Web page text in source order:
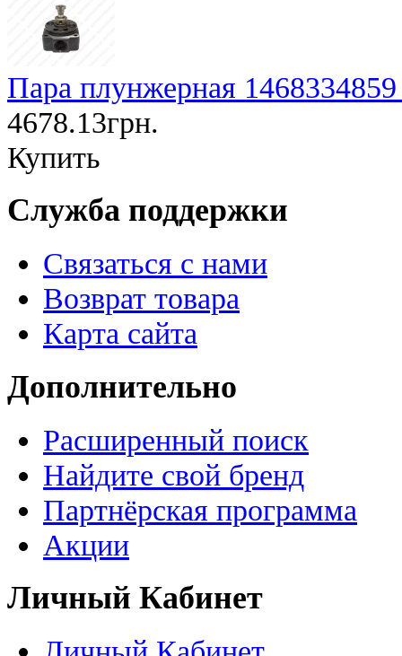
Пара плунжерная
4678.13грн.
Купить
Служба поддержки
Связаться с нами
Возврат товара
Карта сайта
Дополнительно
Расширенный поиск
Найдите свой бренд
Партнёрская программа
Акции
Личный Кабинет